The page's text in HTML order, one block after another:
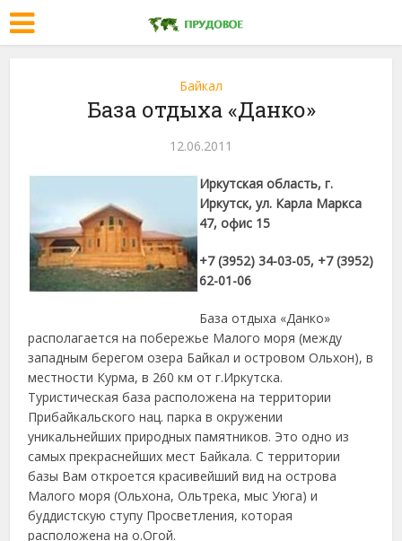
Байкал
База отдыха «Данко»
12.06.2011
Иркутская область, г.
Иркутск, ул. Карла Маркса
47, офис 15
+7 (3952) 34-03-05, +7 (3952)
62-01-06
База отдыха «Данко»
располагается на побережье Малого моря (между
западным берегом озера Байкал и островом Ольхон), в
местности Курма, в 260 км от г.Иркутска.
Туристическая база расположена на территории
Прибайкальского нац. парка в окружении
уникальнейших природных памятников. Это одно из
самых прекраснейших мест Байкала. С территории
базы Вам откроется красивейший вид на острова
Малого моря (Ольхона, Ольтрека, мыс Уюга) и
буддистскую ступу Просветления, которая
расположена на о.Огой.